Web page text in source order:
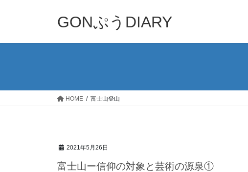
GONぷうDIARY
HOME 富士山登山
2021年5月26日
富士山ー信仰の対象と芸術の源泉①